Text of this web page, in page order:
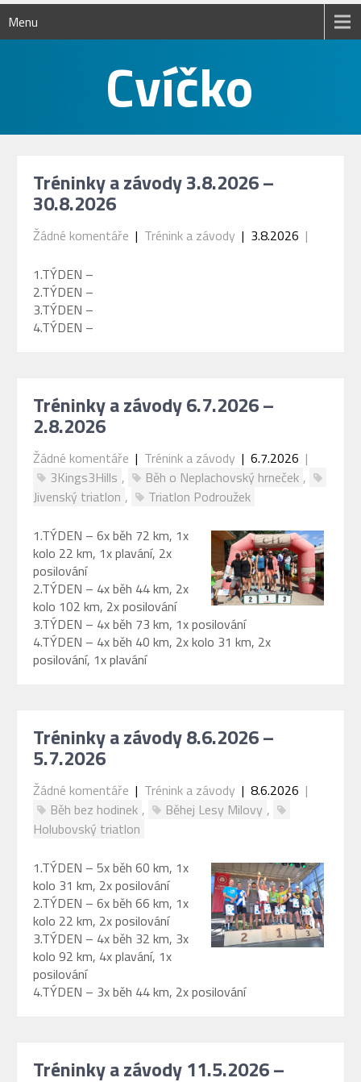
Menu
Tréninky a závody 3.8.2026 –
30.8.2026
Žádné komentáře | Trénink a závody | 3.8.2026 |
1.TÝDEN –
2.TÝDEN –
3.TÝDEN –
4.TÝDEN –
Tréninky a závody 6.7.2026 –
2.8.2026
Žádné komentáře | Trénink a závody | 6.7.2026 |
3Kings3Hills , Běh o Neplachovský hrneček ,
Jivenský triatlon ,
Triatlon Podroužek
1.TÝDEN – 6x běh 72 km, 1x
kolo 22 km, 1x plavání, 2x
posilování
2.TÝDEN – 4x běh 44 km, 2x
kolo 102 km, 2x posilování
3.TÝDEN – 4x běh 73 km, 1x posilování
4.TÝDEN – 4x běh 40 km, 2x kolo 31 km, 2x
posilování, 1x plavání
Tréninky a závody 8.6.2026 –
5.7.2026
Žádné komentáře | Trénink a závody | 8.6.2026 |
Běh bez hodinek , Běhej Lesy Milovy ,
Holubovský triatlon
1.TÝDEN – 5x běh 60 km, 1x
kolo 31 km, 2x posilování
2.TÝDEN – 6x běh 66 km, 1x
kolo 22 km, 2x posilování
3.TÝDEN – 4x běh 32 km, 3x
kolo 92 km, 4x plavání, 1x
posilování
4.TÝDEN – 3x běh 44 km, 2x posilování
Tréninky a závody 11.5.2026 –